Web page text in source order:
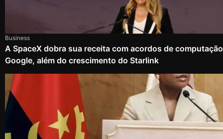
Business
A SpaceX dobra sua receita com acordos de
Google, além do crescimento do Starlink